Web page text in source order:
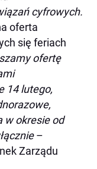
cyfrowych.
oferta
się feriach
ofertę
14 lutego,
w okresie od
–
Zarządu